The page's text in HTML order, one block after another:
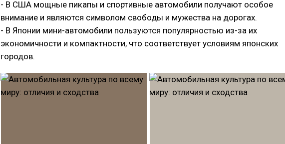
- В США мощные пикапы и спортивные автомобили получают особое
внимание и являются символом свободы и мужества на дорогах.
- В Японии мини-автомобили пользуются популярностью из-за их
экономичности и компактности, что соответствует условиям японских
городов.